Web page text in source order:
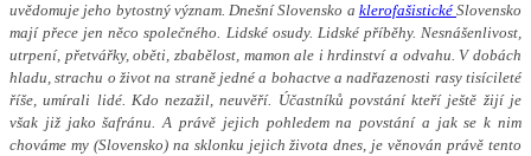
uvědomuje jeho bytostný význam. Dnešní Slovensko a klerofašistické Slovensko
mají přece jen něco společného. Lidské osudy. Lidské příběhy. Nesnášenlivost,
utrpení, přetvářky, oběti, zbabělost, mamon ale i hrdinství a odvahu. V dobách
hladu, strachu o život na straně jedné a bohactve a nadřazenosti rasy tisícileté
říše, umírali lidé. Kdo nezažil, neuvěří. Účastníků povstání kteří ještě žijí je
však již jako šafránu. A právě jejich pohledem na povstání a jak se k nim
chováme my (Slovensko) na sklonku jejich života dnes, je věnován právě tento